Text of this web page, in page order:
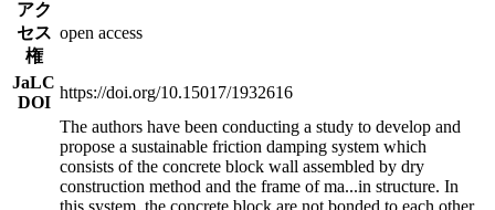
アク
セス
権
open access
JaLC
DOI
https://doi.org/10.15017/1932616
The authors have been conducting a study to develop and
propose a sustainable friction damping system which
consists of the concrete block wall assembled by dry
construction method and the frame of ma...in structure. In
this system, the concrete block are not bonded to each other